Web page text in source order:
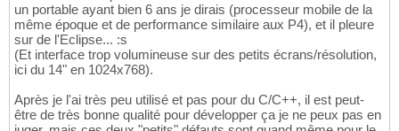
un portable ayant bien 6 ans je dirais (processeur mobile de la
même époque et de performance similaire aux P4), et il pleure
sur de l'Eclipse... :s
(Et interface trop volumineuse sur des petits écrans/résolution,
ici du 14" en 1024x768).
Après je l'ai très peu utilisé et pas pour du C/C++, il est peut-
être de très bonne qualité pour développer ça je ne peux pas en